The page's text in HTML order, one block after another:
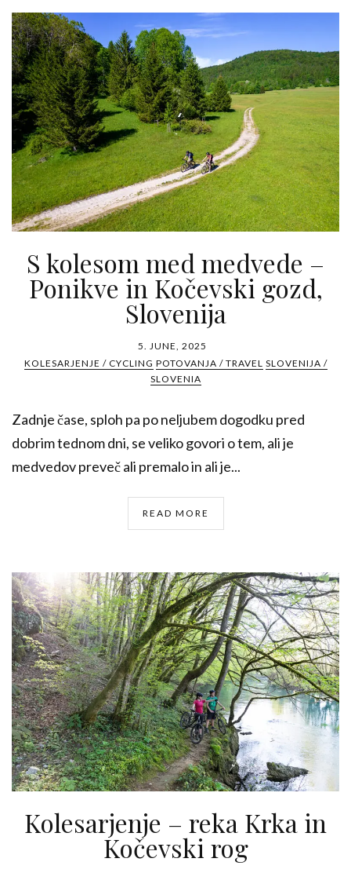
S kolesom med medvede –
Ponikve in Kočevski gozd,
Slovenija
5. JUNE, 2025
KOLESARJENJE / CYCLING POTOVANJA / TRAVEL SLOVENIJA /
SLOVENIA
Zadnje čase, sploh pa po neljubem dogodku pred
dobrim tednom dni, se veliko govori o tem, ali je
medvedov preveč ali premalo in ali je...
READ MORE
Kolesarjenje – reka Krka in
Kočevski rog